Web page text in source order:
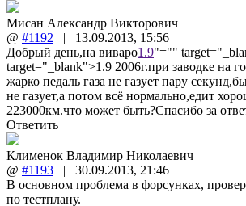
Мисан Александр Викторович
@ #1192 | 13.09.2013, 15:56
Добрый день,на виваро1.9"=""
target="_blank">1.9 2006г.при заводке на
жарко педаль газа не газует пару
не газует,а потом всё нормально,едит
223000км.что может быть?Спасибо за
Ответить
Клименок Владимир Николаевич
@ #1193 | 30.09.2013, 21:46
В основном проблема в форсунках,
по тестплану.